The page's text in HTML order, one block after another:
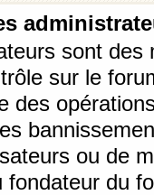
sont
sur le
des
ou de
du